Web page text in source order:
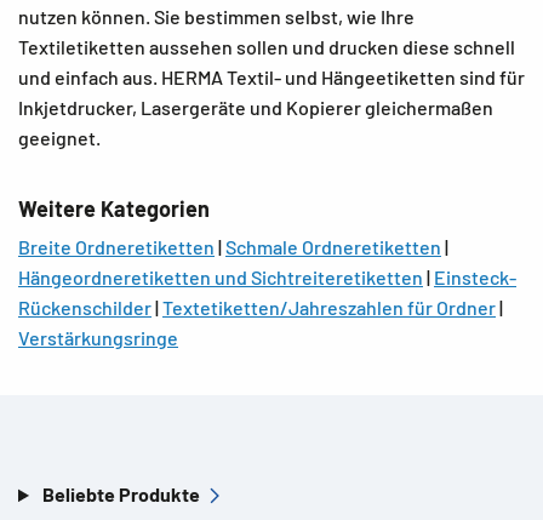
nutzen können. Sie bestimmen selbst, wie Ihre
Textiletiketten aussehen sollen und drucken diese schnell
und einfach aus. HERMA Textil- und Hängeetiketten sind für
Inkjetdrucker, Lasergeräte und Kopierer gleichermaßen
geeignet.
Weitere Kategorien
Breite Ordneretiketten |Schmale Ordneretiketten |
Hängeordneretiketten und Sichtreiteretiketten | Einsteck-
Rückenschilder|Textetiketten/Jahreszahlen für Ordner|
Verstärkungsringe
Beliebte Produkte